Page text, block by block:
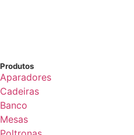
Produtos
Aparadores
Cadeiras
Banco
Mesas